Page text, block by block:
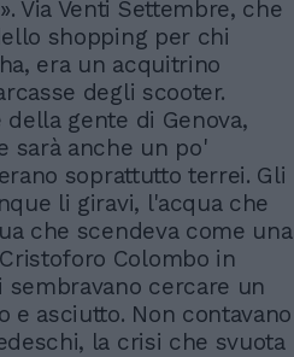
Via Venti Settembre, che
shopping per chi
era un acquitrino
degli scooter.
gente di Genova,
sarà anche un po'
soprattutto terrei. Gli
li giravi, l'acqua che
che scendeva come una
Colombo in
sembravano cercare un
e asciutto. Non contavano
la crisi che svuota